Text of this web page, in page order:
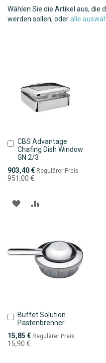
Wählen Sie die Artikel aus, die
werden sollen, oderalle
CBS Advantage
Chafing Dish Window
GN 2/3
Sonderpreis
903,40 € Regulärer Preis
951,00 €
In
den
Warenkorb
ZUR
Buffet Solution
Pastenbrenner
Sonderpreis
15,85 € Regulärer Preis
15,90 €
In
den
Warenkorb